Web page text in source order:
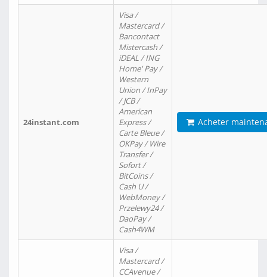
24instant.com
Visa /
Mastercard /
Bancontact
Mistercash /
iDEAL / ING
Home' Pay /
Western
Union / InPay
/ JCB /
American
Express /
Carte Bleue /
OKPay / Wire
Transfer /
Sofort /
BitCoins /
Cash U /
WebMoney /
Przelewy24 /
DaoPay /
Cash4WM
Acheter
Visa /
Mastercard /
CCAvenue /